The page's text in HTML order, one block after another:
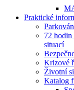
Praktické
72
situací
Krizové
Životní
Katalog